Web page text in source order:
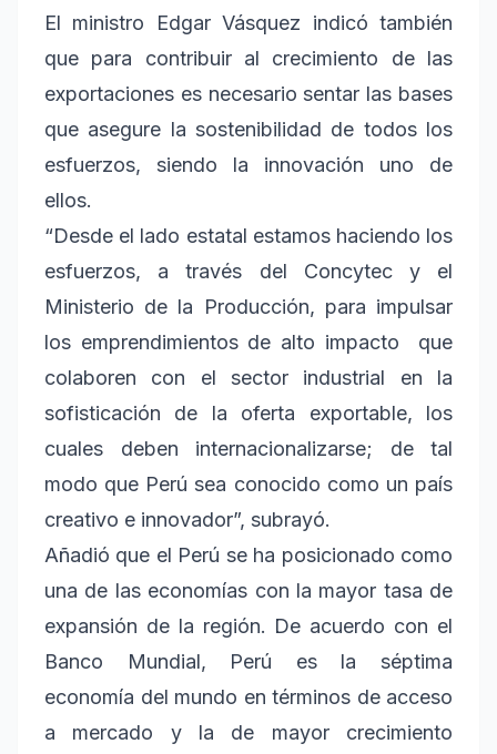
El ministro Edgar Vásquez indicó también
que para contribuir al crecimiento de las
exportaciones es necesario sentar las bases
que asegure la sostenibilidad de todos los
esfuerzos, siendo la innovación uno de
ellos.
“Desde el lado estatal estamos haciendo los
esfuerzos, a través del Concytec y el
Ministerio de la Producción, para impulsar
los emprendimientos de alto impacto que
colaboren con el sector industrial en la
sofisticación de la oferta exportable, los
cuales deben internacionalizarse; de tal
modo que Perú sea conocido como un país
creativo e innovador”, subrayó.
Añadió que el Perú se ha posicionado como
una de las economías con la mayor tasa de
expansión de la región. De acuerdo con el
Banco Mundial, Perú es la séptima
economía del mundo en términos de acceso
a mercado y la de mayor crecimiento